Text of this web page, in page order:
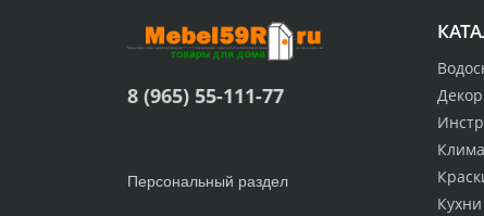
Декор
Кухни
8 (965) 55-111-77
Персональный раздел